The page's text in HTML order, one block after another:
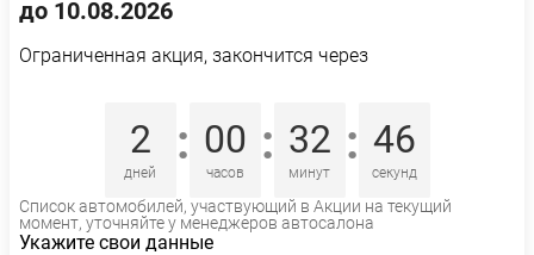
до 10.08.2026
Ограниченная акция, закончится через
2
дней
: 00
часов
: 32
минут
: 46
секунд
Список автомобилей, участвующий в Акции на текущий
момент, уточняйте у менеджеров автосалона
Укажите свои данные